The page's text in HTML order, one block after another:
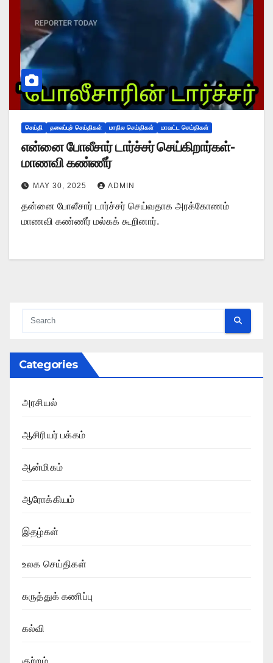
செய்தி தலைப்புச் செய்திகள் மாநில செய்திகள் மாவட்ட செய்திகள்
என்னை போலீசார் டார்ச்சர் செய்கிறார்கள்-
மாணவி கண்ணீர்
MAY 30, 2025 ADMIN
தன்னை போலீசார் டார்ச்சர் செய்வதாக அரக்கோணம்
மாணவி கண்ணீர் மல்கக் கூறினார்.
Categories
அரசியல்
ஆசிரியர் பக்கம்
ஆன்மிகம்
ஆரோக்கியம்
இதழ்கள்
உலக செய்திகள்
கருத்துக் கணிப்பு
கல்வி
குற்றம்